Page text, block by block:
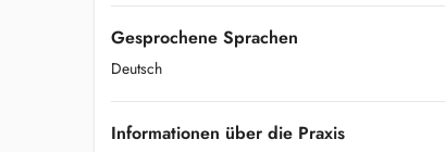
Gesprochene Sprachen
Deutsch
Informationen über die Praxis